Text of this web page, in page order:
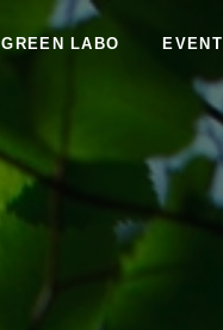
GREEN LABO EVENT